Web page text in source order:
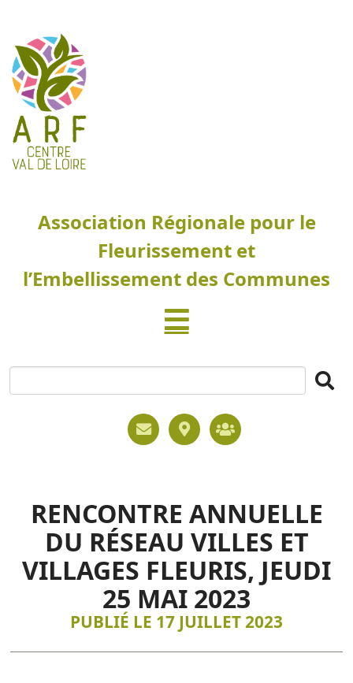
Association Régionale pour le
Fleurissement et
l’Embellissement des Communes
RENCONTRE ANNUELLE
DU RÉSEAU VILLES ET
VILLAGES FLEURIS, JEUDI
25 MAI 2023
PUBLIÉ LE 17 JUILLET 2023